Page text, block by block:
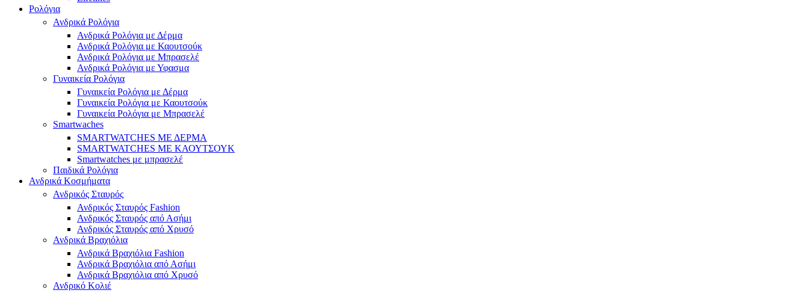
Ρολόγια
Ανδρικά Ρολόγια
Ανδρικά Ρολόγια με Δέρμα
Ανδρικά Ρολόγια με Καουτσούκ
Ανδρικά Ρολόγια με Μπρασελέ
Ανδρικά Ρολόγια με Υφασμα
Γυναικεία Ρολόγια
Γυναικεία Ρολόγια με Δέρμα
Γυναικεία Ρολόγια με Καουτσούκ
Γυναικεία Ρολόγια με Μπρασελέ
Smartwaches
SMARTWATCHES ΜΕ ΔΕΡΜΑ
SMARTWATCHES ΜΕ ΚΑΟΥΤΣΟΥΚ
Smartwatches με μπρασελέ
Παιδικά Ρολόγια
Ανδρικά Κοσμήματα
Ανδρικός Σταυρός
Ανδρικός Σταυρός Fashion
Ανδρικός Σταυρός από Ασήμι
Ανδρικός Σταυρός από Χρυσό
Ανδρικά Βραχιόλια
Ανδρικά Βραχιόλια Fashion
Ανδρικά Βραχιόλια από Ασήμι
Ανδρικά Βραχιόλια από Χρυσό
Ανδρικό Κολιέ